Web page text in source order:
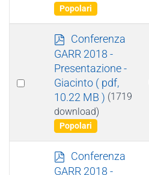
Popolari
Select
p
d
f
Conferenza
GARR 2018 -
Presentazione -
Giacinto ( pdf,
10.22 MB ) (1719
download)
Popolari
p
d
Conferenza
GARR 2018 -